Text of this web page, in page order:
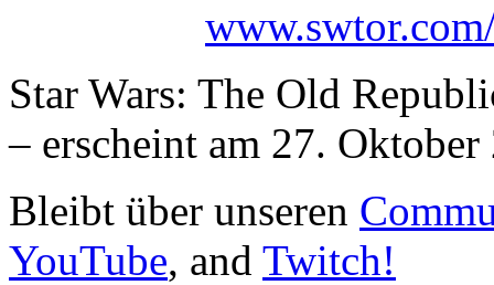
Star Wars: The Old
– erscheint am 27. Oktober
Bleibt über unseren
YouTube, and Twitch!